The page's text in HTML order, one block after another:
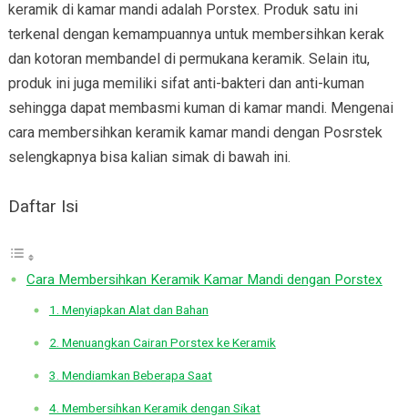
keramik di kamar mandi adalah Porstex. Produk satu ini
terkenal dengan kemampuannya untuk membersihkan kerak
dan kotoran membandel di permukana keramik. Selain itu,
produk ini juga memiliki sifat anti-bakteri dan anti-kuman
sehingga dapat membasmi kuman di kamar mandi. Mengenai
cara membersihkan keramik kamar mandi dengan Posrstek
selengkapnya bisa kalian simak di bawah ini.
Daftar Isi
Cara Membersihkan Keramik Kamar Mandi dengan Porstex
1. Menyiapkan Alat dan Bahan
2. Menuangkan Cairan Porstex ke Keramik
3. Mendiamkan Beberapa Saat
4. Membersihkan Keramik dengan Sikat